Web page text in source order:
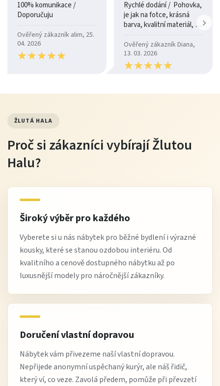
100% komunikace /
Doporučuju
Ověřený zákazník alim, 25.
04. 2026
★★★★★
★★★★★
Rychlé dodání / Pohovka,
je jak na fotce, krásná
barva, kvalitní materiál, a
Ověřený zákazník Diana,
13. 03. 2026
★★★★★
★★★★★
ŽLUTÁ HALA
Proč si zákazníci vybírají Žlutou
Halu?
Široký výběr pro každého
Vyberete si u nás nábytek pro běžné bydlení i výrazné
kousky, které se stanou ozdobou interiéru. Od
kvalitního a cenově dostupného nábytku až po
luxusnější modely pro náročnější zákazníky.
Doručení vlastní dopravou
Nábytek vám přivezeme naší vlastní dopravou.
Nepřijede anonymní uspěchaný kurýr, ale náš řidič,
který ví, co veze. Zavolá předem, pomůže při převzetí